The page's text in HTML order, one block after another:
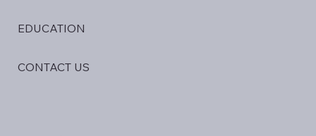
EDUCATION
CONTACT US